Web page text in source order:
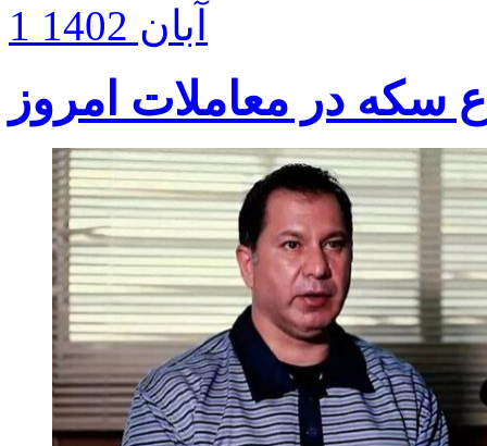
1 آبان 1402
سکه در معاملات امروز